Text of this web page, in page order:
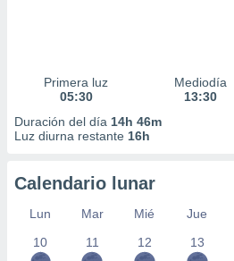
Primera luz
05:30
Mediodía
13:30
Duración del día 14h 46m
Luz diurna restante 16h
Calendario lunar
Lun Mar Mié Jue
10
11 12 13